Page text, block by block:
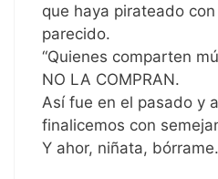
que haya pirateado
parecido.
“Quienes comparten
NO LA COMPRAN.
Así fue en el pasado y
finalicemos con
Y ahor, niñata, bórrame.